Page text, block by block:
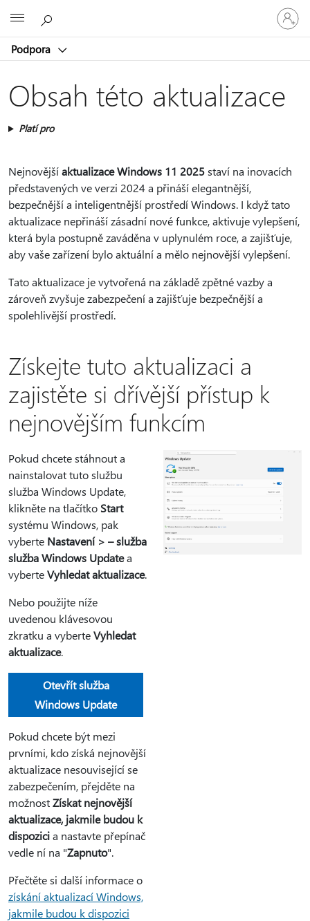
Podpora
Přihlaste
se
ke
účtu
Obsah této aktualizace
Platí pro
Nejnovějšíaktualizace Windows 11 2025staví na inovacích
představených ve verzi 2024 a přináší elegantnější,
bezpečnější a inteligentnější prostředí Windows. I když tato
aktualizace nepřináší zásadní nové funkce, aktivuje vylepšení,
která byla postupně zaváděna v uplynulém roce, a zajišťuje,
aby vaše zařízení bylo aktuální a mělo nejnovější vylepšení.
Tato aktualizace je vytvořená na základě zpětné vazby a
zároveň zvyšuje zabezpečení a zajišťuje bezpečnější a
spolehlivější prostředí.
Získejte tuto aktualizaci a
zajistěte si dřívější přístup k
nejnovějším funkcím
Pokud chcete stáhnout a
nainstalovat tuto službu
služba Windows Update,
klikněte na tlačítko Start
systému Windows, pak
vyberte Nastavení > – služba
služba Windows Updatea
vyberteVyhledat aktualizace.
Nebo použijte níže
uvedenou klávesovou
zkratku a vyberteVyhledat
aktualizace.
Otevřít služba
Windows Update
Pokud chcete být mezi
prvními, kdo získá nejnovější
aktualizace nesouvisející se
zabezpečením, přejděte na
možnostZískat nejnovější
aktualizace, jakmile budou k
dispozicia nastavte přepínač
vedle ní na "Zapnuto".
Přečtěte si další informace o
získání aktualizací Windows,
jakmile budou k dispozici